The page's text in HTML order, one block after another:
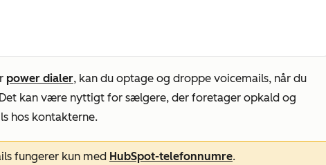
power dialer, kan du optage og droppe voicemails, når du
kan være nyttigt for sælgere, der foretager opkald og
hos kontakterne.
fungerer kun med HubSpot-telefonnumre.